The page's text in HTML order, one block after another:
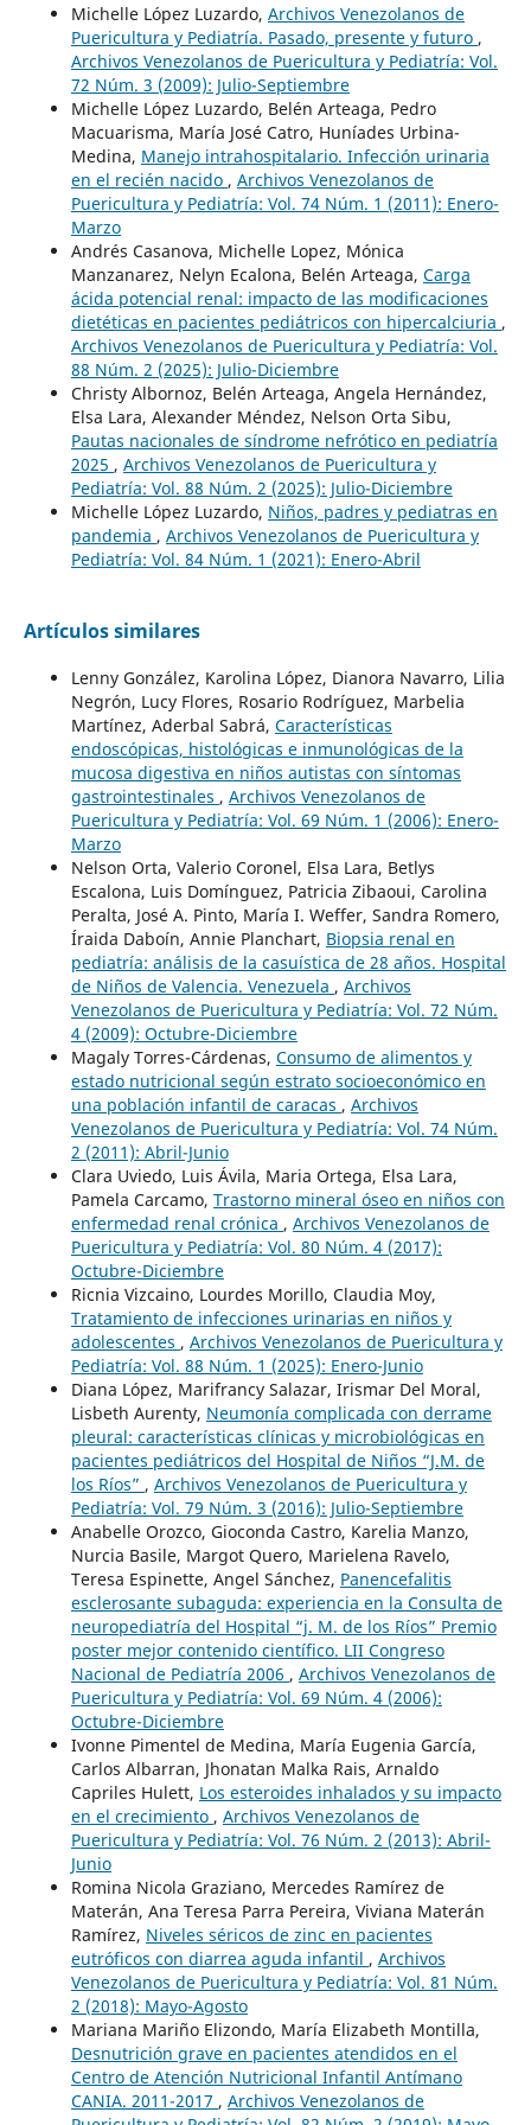
Michelle López Luzardo, Archivos Venezolanos de
Puericultura y Pediatría. Pasado, presente y futuro ,
Archivos Venezolanos de Puericultura y Pediatría: Vol.
72 Núm. 3 (2009): Julio-Septiembre
Michelle López Luzardo, Belén Arteaga, Pedro
Macuarisma, María José Catro, Huníades Urbina-
Medina, Manejo intrahospitalario. Infección urinaria
en el recién nacido , Archivos Venezolanos de
Puericultura y Pediatría: Vol. 74 Núm. 1 (2011): Enero-
Marzo
Andrés Casanova, Michelle Lopez, Mónica
Manzanarez, Nelyn Ecalona, Belén Arteaga, Carga
ácida potencial renal: impacto de las modificaciones
dietéticas en pacientes pediátricos con hipercalciuria ,
Archivos Venezolanos de Puericultura y Pediatría: Vol.
88 Núm. 2 (2025): Julio-Diciembre
Christy Albornoz, Belén Arteaga, Angela Hernández,
Elsa Lara, Alexander Méndez, Nelson Orta Sibu,
Pautas nacionales de síndrome nefrótico en pediatría
2025 , Archivos Venezolanos de Puericultura y
Pediatría: Vol. 88 Núm. 2 (2025): Julio-Diciembre
Michelle López Luzardo, Niños, padres y pediatras en
pandemia , Archivos Venezolanos de Puericultura y
Pediatría: Vol. 84 Núm. 1 (2021): Enero-Abril
Artículos similares
Lenny González, Karolina López, Dianora Navarro, Lilia
Negrón, Lucy Flores, Rosario Rodríguez, Marbelia
Martínez, Aderbal Sabrá, Características
endoscópicas, histológicas e inmunológicas de la
mucosa digestiva en niños autistas con síntomas
gastrointestinales , Archivos Venezolanos de
Puericultura y Pediatría: Vol. 69 Núm. 1 (2006): Enero-
Marzo
Nelson Orta, Valerio Coronel, Elsa Lara, Betlys
Escalona, Luis Domínguez, Patricia Zibaoui, Carolina
Peralta, José A. Pinto, María I. Weffer, Sandra Romero,
Íraida Daboín, Annie Planchart, Biopsia renal en
pediatría: análisis de la casuística de 28 años. Hospital
de Niños de Valencia. Venezuela , Archivos
Venezolanos de Puericultura y Pediatría: Vol. 72 Núm.
4 (2009): Octubre-Diciembre
Magaly Torres-Cárdenas, Consumo de alimentos y
estado nutricional según estrato socioeconómico en
una población infantil de caracas , Archivos
Venezolanos de Puericultura y Pediatría: Vol. 74 Núm.
2 (2011): Abril-Junio
Clara Uviedo, Luis Ávila, Maria Ortega, Elsa Lara,
Pamela Carcamo, Trastorno mineral óseo en niños con
enfermedad renal crónica , Archivos Venezolanos de
Puericultura y Pediatría: Vol. 80 Núm. 4 (2017):
Octubre-Diciembre
Ricnia Vizcaino, Lourdes Morillo, Claudia Moy,
Tratamiento de infecciones urinarias en niños y
adolescentes , Archivos Venezolanos de Puericultura y
Pediatría: Vol. 88 Núm. 1 (2025): Enero-Junio
Diana López, Marifrancy Salazar, Irismar Del Moral,
Lisbeth Aurenty, Neumonía complicada con derrame
pleural: características clínicas y microbiológicas en
pacientes pediátricos del Hospital de Niños “J.M. de
los Ríos” , Archivos Venezolanos de Puericultura y
Pediatría: Vol. 79 Núm. 3 (2016): Julio-Septiembre
Anabelle Orozco, Gioconda Castro, Karelia Manzo,
Nurcia Basile, Margot Quero, Marielena Ravelo,
Teresa Espinette, Angel Sánchez, Panencefalitis
esclerosante subaguda: experiencia en la Consulta de
neuropediatría del Hospital “j. M. de los Ríos” Premio
poster mejor contenido científico. LII Congreso
Nacional de Pediatría 2006 , Archivos Venezolanos de
Puericultura y Pediatría: Vol. 69 Núm. 4 (2006):
Octubre-Diciembre
Ivonne Pimentel de Medina, María Eugenia García,
Carlos Albarran, Jhonatan Malka Rais, Arnaldo
Capriles Hulett, Los esteroides inhalados y su impacto
en el crecimiento , Archivos Venezolanos de
Puericultura y Pediatría: Vol. 76 Núm. 2 (2013): Abril-
Junio
Romina Nicola Graziano, Mercedes Ramírez de
Materán, Ana Teresa Parra Pereira, Viviana Materán
Ramírez, Niveles séricos de zinc en pacientes
eutróficos con diarrea aguda infantil , Archivos
Venezolanos de Puericultura y Pediatría: Vol. 81 Núm.
2 (2018): Mayo-Agosto
Mariana Mariño Elizondo, María Elizabeth Montilla,
Desnutrición grave en pacientes atendidos en el
Centro de Atención Nutricional Infantil Antímano
CANIA. 2011-2017 , Archivos Venezolanos de